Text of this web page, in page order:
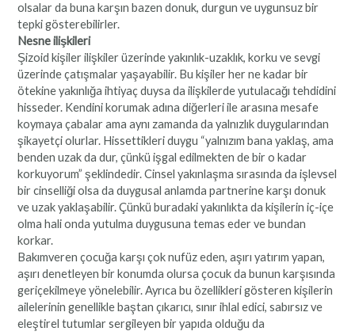
olsalar da buna karşın bazen donuk, durgun ve uygunsuz bir
tepki gösterebilirler.
Nesne ilişkileri
Şizoid kişiler ilişkiler üzerinde yakınlık-uzaklık, korku ve sevgi
üzerinde çatışmalar yaşayabilir. Bu kişiler her ne kadar bir
ötekine yakınlığa ihtiyaç duysa da ilişkilerde yutulacağı tehdidini
hisseder. Kendini korumak adına diğerleri ile arasına mesafe
koymaya çabalar ama aynı zamanda da yalnızlık duygularından
şikayetçi olurlar. Hissettikleri duygu “yalnızım bana yaklaş, ama
benden uzak da dur, çünkü işgal edilmekten de bir o kadar
korkuyorum” şeklindedir. Cinsel yakınlaşma sırasında da işlevsel
bir cinselliği olsa da duygusal anlamda partnerine karşı donuk
ve uzak yaklaşabilir. Çünkü buradaki yakınlıkta da kişilerin iç-içe
olma hali onda yutulma duygusuna temas eder ve bundan
korkar.
Bakımveren çocuğa karşı çok nufüz eden, aşırı yatırım yapan,
aşırı denetleyen bir konumda olursa çocuk da bunun karşısında
geriçekilmeye yönelebilir. Ayrıca bu özellikleri gösteren kişilerin
ailelerinin genellikle baştan çıkarıcı, sınır ihlal edici, sabırsız ve
eleştirel tutumlar sergileyen bir yapıda olduğu da